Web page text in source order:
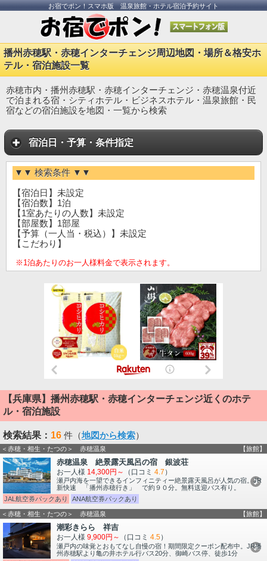
お宿でポン！スマホ版 温泉旅館・ホテル宿泊予約サイト
播州赤穂駅・赤穂インターチェンジ周辺地図・場所＆格安ホ
テル・宿泊施設一覧
赤穂市内・播州赤穂駅・赤穂インターチェンジ・赤穂温泉付近
で泊まれる宿・シティホテル・ビジネスホテル・温泉旅館・民
宿などの宿泊施設を地図・一覧から検索
宿泊日・予算・条件指定
▼▼ 検索条件 ▼▼
【宿泊日】未設定
【宿泊数】1泊
【1室あたりの人数】未設定
【部屋数】1部屋
【予算（一人当・税込）】未設定
【こだわり】
※1泊あたりのお一人様料金で表示されます。
【兵庫県】播州赤穂駅・赤穂インターチェンジ近くのホテ
ル・宿泊施設
検索結果： 16 件（地図から検索）
＜赤穂・相生・たつの＞ 赤穂温泉 【旅館】
赤穂温泉 絶景露天風呂の宿 銀波荘
お一人様 14,300円～ （口コミ 4.7 ）
瀬戸内海を一望できるインフィニティー絶景露天風呂が人気の宿。JR
新快速 「播州赤穂行き」 で約９０分。無料送迎バス有り。
JAL航空券パックあり
ANA航空券パックあり
＜赤穂・相生・たつの＞ 赤穂温泉 【旅館】
潮彩きらら 祥吉
お一人様 9,900円～ （口コミ 4.5）
瀬戸内の味覚とおもてなし自慢の宿！期間限定クーポン配布中。JR播
州赤穂駅より亀の井ホテル行バス20分、御崎バス停、徒歩1分